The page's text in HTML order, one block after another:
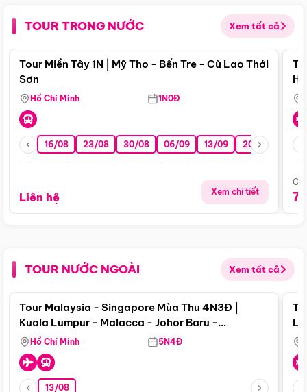
TOUR TRONG NƯỚC Xem tất cả
Điểm nổi bật
Tour Miền Tây 1N | Mỹ Tho - Bến Tre - Cù Lao Thới
Sơn
Hồ Chí Minh 1N0Đ
16/08 23/08 30/08 06/09 13/09 20/09 27/09
Liên hệ Xem chi tiết
TOUR NƯỚC NGOÀI Xem tất cả
Điểm nổi bật
Tour Malaysia - Singapore Mùa Thu 4N3Đ |
Kuala Lumpur - Malacca - Johor Baru -
Singapore
Hồ Chí Minh 5N4Đ
13/08